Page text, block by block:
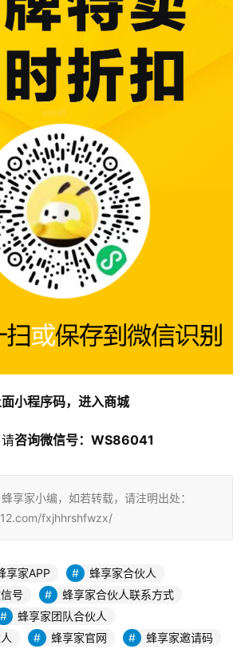
小程序码，进入商城
咨询微信号：WS86041
享家小编，如若转载，请注明出处：
fxjhhrshfwzx/
享家APP
蜂享家合伙人
号
蜂享家合伙人联系方式
蜂享家团队合伙人
蜂享家官网 蜂享家邀请码